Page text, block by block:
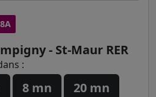
- St-Maur RER
:
8 mn
20 mn